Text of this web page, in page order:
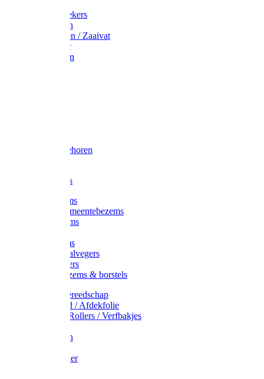
Graskantstekers
Verticuteren
Strooiwagen / Zaaivat
Grasmaaier
Grasscharen
Slede toebehoren
Composters
Straatbezems
Stads- / Gemeentebezems
Terrasbezems
Gootbezems
Kamer-/Zaalvegers
Vloertrekkers
Onkruidbezems & borstels
Schildersgereedschap
Afplakband / Afdekfolie
Kwasten / Rollers / Verfbakjes
Afdekfoliën
Schuurpapier